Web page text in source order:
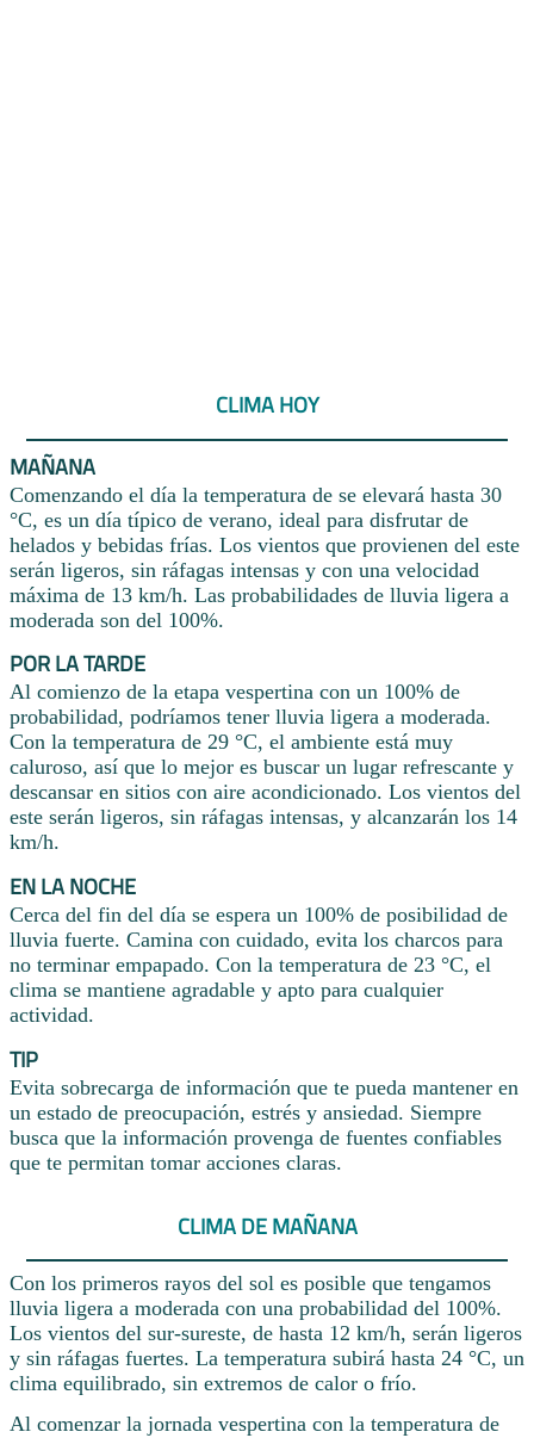
CLIMA HOY
MAÑANA
Comenzando el día la temperatura de se elevará hasta 30
°C, es un día típico de verano, ideal para disfrutar de
helados y bebidas frías. Los vientos que provienen del este
serán ligeros, sin ráfagas intensas y con una velocidad
máxima de 13 km/h. Las probabilidades de lluvia ligera a
moderada son del 100%.
POR LA TARDE
Al comienzo de la etapa vespertina con un 100% de
probabilidad, podríamos tener lluvia ligera a moderada.
Con la temperatura de 29 °C, el ambiente está muy
caluroso, así que lo mejor es buscar un lugar refrescante y
descansar en sitios con aire acondicionado. Los vientos del
este serán ligeros, sin ráfagas intensas, y alcanzarán los 14
km/h.
EN LA NOCHE
Cerca del fin del día se espera un 100% de posibilidad de
lluvia fuerte. Camina con cuidado, evita los charcos para
no terminar empapado. Con la temperatura de 23 °C, el
clima se mantiene agradable y apto para cualquier
actividad.
TIP
Evita sobrecarga de información que te pueda mantener en
un estado de preocupación, estrés y ansiedad. Siempre
busca que la información provenga de fuentes confiables
que te permitan tomar acciones claras.
CLIMA DE MAÑANA
Con los primeros rayos del sol es posible que tengamos
lluvia ligera a moderada con una probabilidad del 100%.
Los vientos del sur-sureste, de hasta 12 km/h, serán ligeros
y sin ráfagas fuertes. La temperatura subirá hasta 24 °C, un
clima equilibrado, sin extremos de calor o frío.
Al comenzar la jornada vespertina con la temperatura de